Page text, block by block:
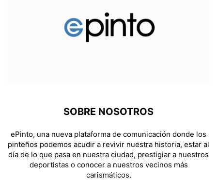
SOBRE NOSOTROS
ePinto, una nueva plataforma de comunicación donde los
pinteños podemos acudir a revivir nuestra historia, estar al
día de lo que pasa en nuestra ciudad, prestigiar a nuestros
deportistas o conocer a nuestros vecinos más
carismáticos.